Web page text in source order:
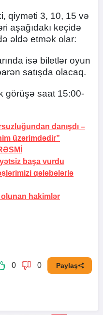
qiyməti 3, 10, 15 və
aşağıdakı keçidə
əldə etmək olar:
isə biletlər oyun
satışda olacaq.
görüşə saat 15:00-
danışdı –
üzərimdədir”
başa vurdu
qələbələrlə
olunan hakimlər
0 0 Paylaş